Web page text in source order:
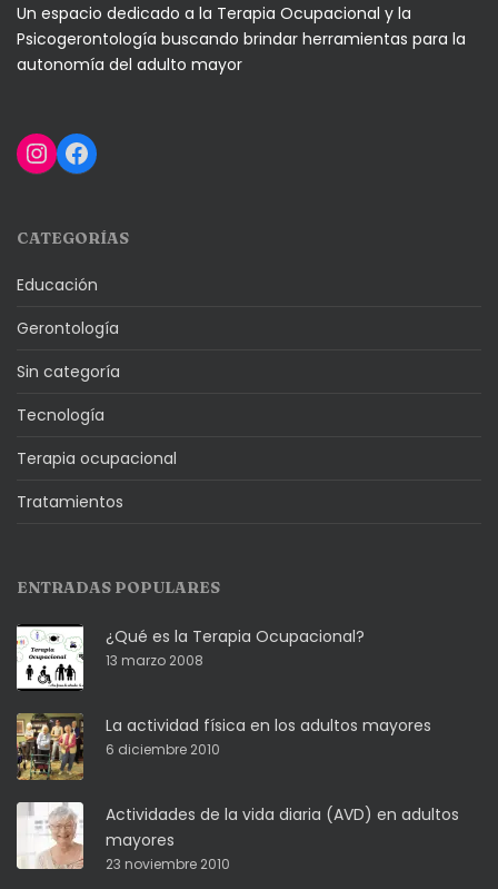
Un espacio dedicado a la Terapia Ocupacional y la
Psicogerontología buscando brindar herramientas para la
autonomía del adulto mayor
Instagram
Facebook
CATEGORÍAS
Educación
Gerontología
Sin categoría
Tecnología
Terapia ocupacional
Tratamientos
ENTRADAS POPULARES
¿Qué es la Terapia Ocupacional?
13 marzo 2008
La actividad física en los adultos mayores
6 diciembre 2010
Actividades de la vida diaria (AVD) en adultos
mayores
23 noviembre 2010